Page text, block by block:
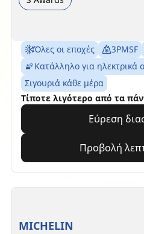
Όλες οι εποχές 3PMSF
Κατάλληλο για ηλεκτρικά
Σιγουριά κάθε μέρα
Τίποτε λιγότερο από τα
Εύρεση
Προβολή
MICHELIN